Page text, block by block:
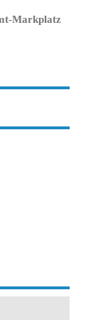
Markplatz